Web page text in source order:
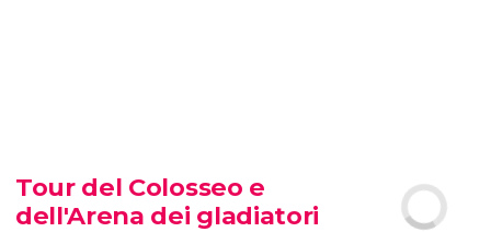
Tour del Colosseo e
dell'Arena dei gladiatori